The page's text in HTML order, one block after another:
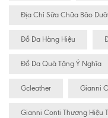
Địa Chỉ Sữa Chữa Bão
Đồ Da Hàng Hiệu
Đồ Da Quà Tặng Ý Nghĩa
Gcleather Gianni
Gianni Conti Thương Hiệu